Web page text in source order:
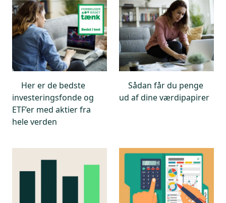
Her er de bedste
investeringsfonde og
ETF’er med aktier fra
hele verden
Sådan får du penge
ud af dine værdipapirer